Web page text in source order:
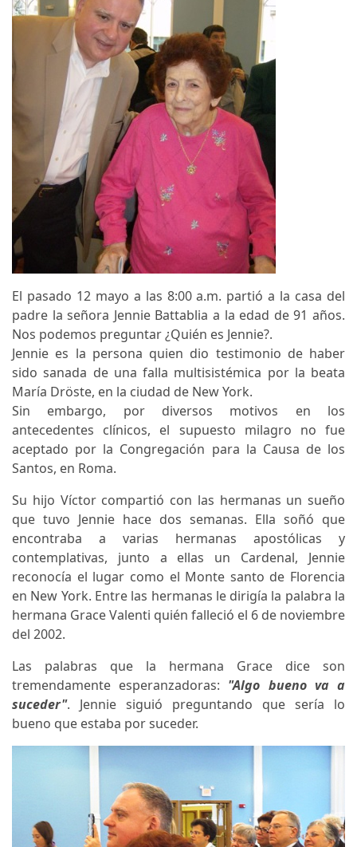
El pasado 12 mayo a las 8:00 a.m. partió a la casa del
padre la señora Jennie Battablia a la edad de 91 años.
Nos podemos preguntar ¿Quién es Jennie?.
Jennie es la persona quien dio testimonio de haber
sido sanada de una falla multisistémica por la beata
María Dröste, en la ciudad de New York.
Sin embargo, por diversos motivos en los
antecedentes clínicos, el supuesto milagro no fue
aceptado por la Congregación para la Causa de los
Santos, en Roma.
Su hijo Víctor compartió con las hermanas un sueño
que tuvo Jennie hace dos semanas. Ella soñó que
encontraba a varias hermanas apostólicas y
contemplativas, junto a ellas un Cardenal, Jennie
reconocía el lugar como el Monte santo de Florencia
en New York. Entre las hermanas le dirigía la palabra la
hermana Grace Valenti quién falleció el 6 de noviembre
del 2002.
Las palabras que la hermana Grace dice son
tremendamente esperanzadoras: "Algo bueno va a
suceder". Jennie siguió preguntando que sería lo
bueno que estaba por suceder.